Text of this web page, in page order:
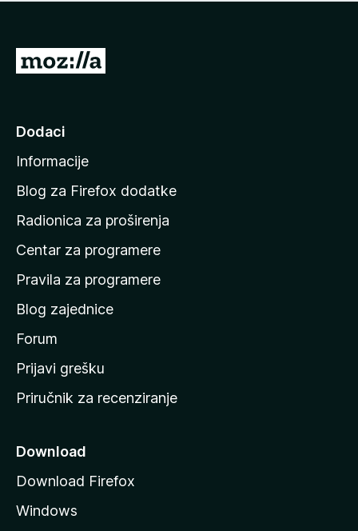
a
n
a
o
n
n
p
o
e
t
n
s
t
r
n
c
M
o
Dodaci
Informacije
Blog za Firefox dodatke
Radionica za proširenja
Centar za programere
Pravila za programere
Blog zajednice
Forum
Prijavi grešku
Priručnik za recenziranje
Download
Download Firefox
Windows